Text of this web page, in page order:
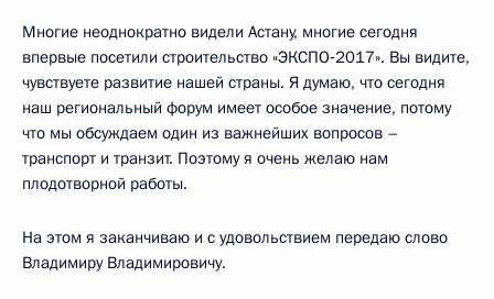
Многие неоднократно видели Астану, многие сегодня
впервые посетили строительство «ЭКСПО‑2017». Вы видите,
чувствуете развитие нашей страны. Я думаю, что сегодня
наш региональный форум имеет особое значение, потому
что мы обсуждаем один из важнейших вопросов –
транспорт и транзит. Поэтому я очень желаю нам
плодотворной работы.
На этом я заканчиваю и с удовольствием передаю слово
Владимиру Владимировичу.